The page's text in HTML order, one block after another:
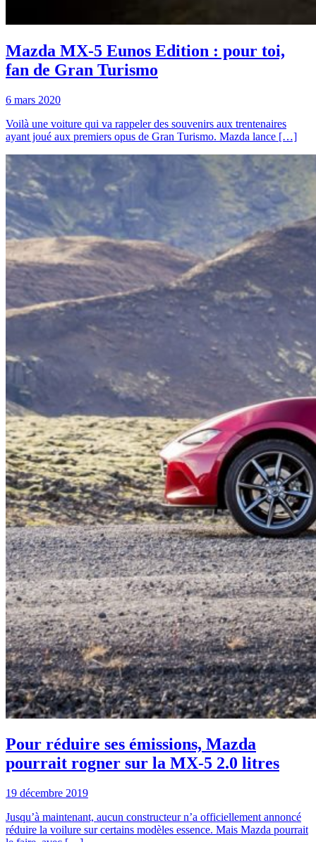
Mazda MX-5 Eunos Edition : pour toi,
fan de Gran Turismo
6 mars 2020
Voilà une voiture qui va rappeler des souvenirs aux trentenaires
ayant joué aux premiers opus de Gran Turismo. Mazda lance […]
Pour réduire ses émissions, Mazda
pourrait rogner sur la MX-5 2.0 litres
19 décembre 2019
Jusqu’à maintenant, aucun constructeur n’a officiellement annoncé
réduire la voilure sur certains modèles essence. Mais Mazda pourrait